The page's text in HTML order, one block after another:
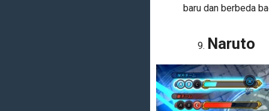
baru dan berbeda
Naruto